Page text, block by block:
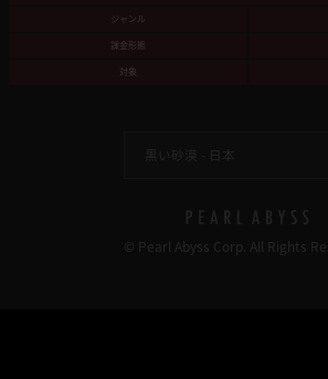
ジャンル
課金形態
対象
黒い砂漠 - 日本
© Pearl Abyss Corp. All Rights